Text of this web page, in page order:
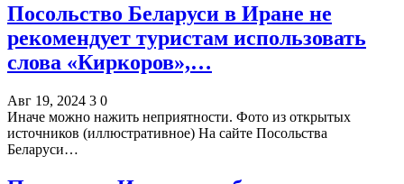
Посольство Беларуси в Иране не
рекомендует туристам использовать
слова «Киркоров»,…
Авг 19, 2024 3 0
Иначе можно нажить неприятности. Фото из открытых
источников (иллюстративное) На сайте Посольства
Беларуси…